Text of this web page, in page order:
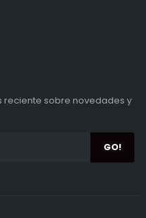
reciente sobre novedades y